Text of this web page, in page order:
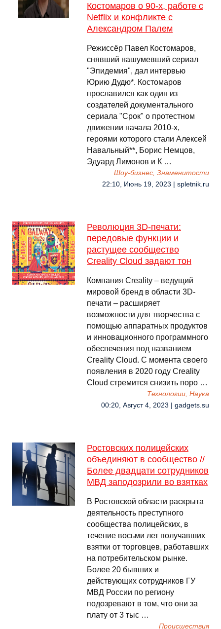
Костомаров о 90-х, работе с
Netflix и конфликте с
Александром Палем
Режиссёр Павел Костомаров,
снявший нашумевший сериал
"Эпидемия", дал интервью
Юрию Дудю*. Костомаров
прославился как один из
создателей документального
сериала "Срок" о протестном
движении начала 2010-х,
героями которого стали Алексей
Навальный**, Борис Немцов,
Эдуард Лимонов и К …
Шоу-бизнес, Знаменитости
22:10, Июнь 19, 2023 | spletnik.ru
Революция 3D-печати:
передовые функции и
растущее сообщество
Creality Cloud задают тон
Компания Creality – ведущий
мировой бренд в области 3D-
печати – расширяет
возможности для творчества с
помощью аппаратных продуктов
и инновационного программного
обеспечения под названием
Creality Cloud. С момента своего
появления в 2020 году Creality
Cloud стремится снизить поро …
Технологии, Наука
00:20, Август 4, 2023 | gadgets.su
Ростовских полицейских
объединяют в сообщество //
Более двадцати сотрудников
МВД заподозрили во взятках
В Ростовской области раскрыта
деятельность преступного
сообщества полицейских, в
течение восьми лет получавших
взятки от торговцев, работавших
на потребительском рынке.
Более 20 бывших и
действующих сотрудников ГУ
МВД России по региону
подозревают в том, что они за
плату от 3 тыс …
Происшествия